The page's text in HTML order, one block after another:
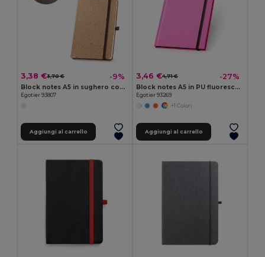
3,38 €3,70 € -9%
Block notes A5 in sughero con pagine lisce in materiale certificato FSC™ e altri materiali controllati
Egotier 93807
Aggiungi al carrello
3,46 €4,71 € -27%
Block notes A5 in PU fluorescente con fogli a righe
Egotier 93269
+1 Colori
Aggiungi al carrello